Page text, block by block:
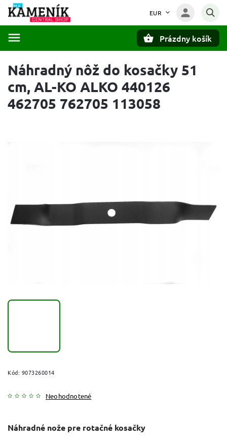
EUR
Prázdny košík
Náhradný nôž do kosačky 51
cm, AL-KO ALKO 440126
462705 762705 113058
Kód: 9073260014
Neohodnotené
Náhradné nože pre rotačné kosačky